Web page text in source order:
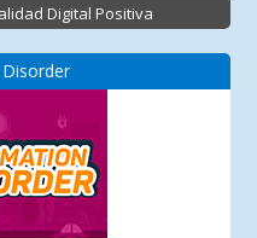
Digital Positiva